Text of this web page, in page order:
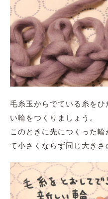
毛糸玉からでている糸を
い輪をつくりましょう。
このときに先につくった
て小さくならず同じ大きさ